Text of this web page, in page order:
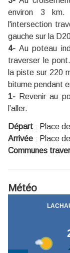
environ 3
l'intersection
gauche sur la
4- Au poteau
traverser le
la piste sur 220
bitume pendant
1- Revenir au
l’aller.
Départ : Place
Arrivée : Place
Communes
Météo